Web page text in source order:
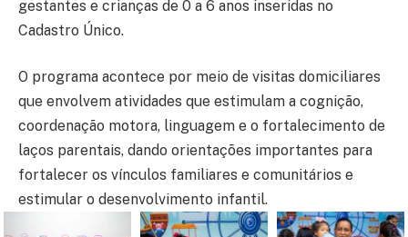
gestantes e crianças de 0 a 6 anos inseridas no
Cadastro Único.
O programa acontece por meio de visitas domiciliares
que envolvem atividades que estimulam a cognição,
coordenação motora, linguagem e o fortalecimento de
laços parentais, dando orientações importantes para
fortalecer os vínculos familiares e comunitários e
estimular o desenvolvimento infantil.